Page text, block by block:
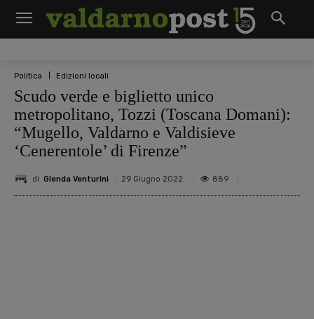
Politica Edizioni locali
Scudo verde e biglietto unico
metropolitano, Tozzi (Toscana Domani):
“Mugello, Valdarno e Valdisieve
‘Cenerentole’ di Firenze”
di Glenda Venturini 29 Giugno 2022 889